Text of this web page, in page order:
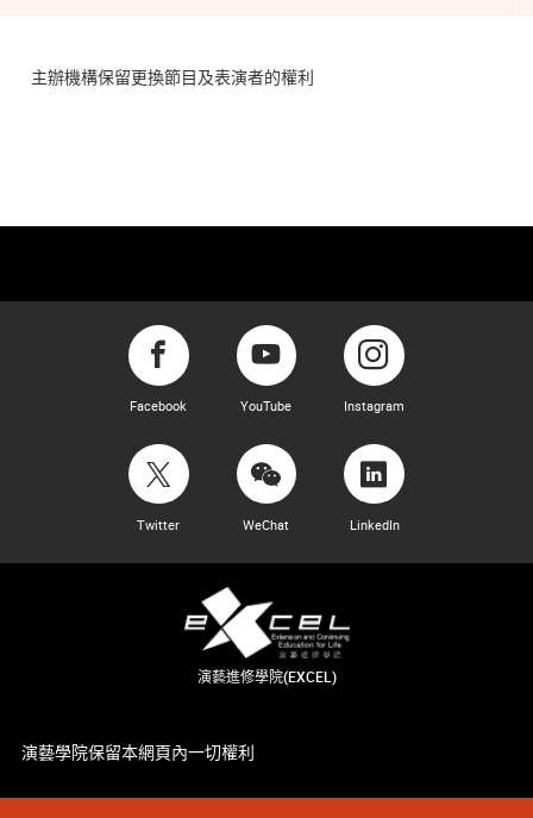
主辦機構保留更換節目及表演者的權利
Facebook YouTube Instagram
Twitter WeChat LinkedIn
演藝進修學院(EXCEL)
演藝學院保留本網頁內一切權利